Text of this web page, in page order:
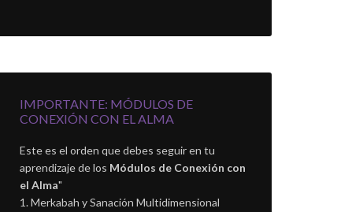
IMPORTANTE: MÓDULOS DE
CONEXIÓN CON EL ALMA
Este es el orden que debes seguir en tu
aprendizaje de los Módulos de Conexión con
el Alma"
Merkabah y Sanación Multidimensional